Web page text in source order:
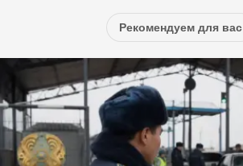
Рекомендуем для вас